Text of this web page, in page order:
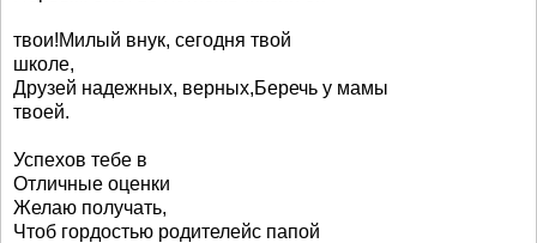
твои!Милый внук, сегодня твой
школе,
Друзей надежных, верных,Беречь у мамы
твоей.
Успехов тебе в
Отличные оценки
Желаю получать,
Чтоб гордостью родителейс папой